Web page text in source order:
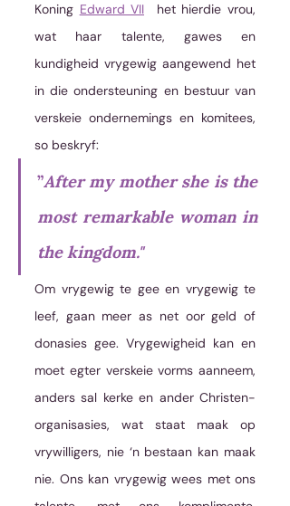
Koning Edward VII
  het hierdie vrou,
wat haar talente, gawes en
kundigheid vrygewig aangewend het
in die ondersteuning en bestuur van
verskeie ondernemings en komitees,
so beskryf:
”After my mother she is the
most remarkable woman in
the kingdom."
Om vrygewig te gee en vrygewig te
leef, gaan meer as net oor geld of
donasies gee. Vrygewigheid kan en
moet egter verskeie vorms aanneem,
anders sal kerke en ander Christen-
organisasies, wat staat maak op
vrywilligers, nie ‘n bestaan kan maak
nie. Ons kan vrygewig wees met ons